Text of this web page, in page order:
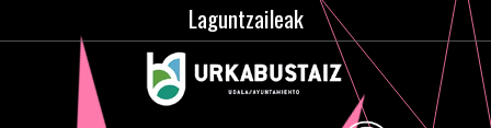
Laguntzaileak